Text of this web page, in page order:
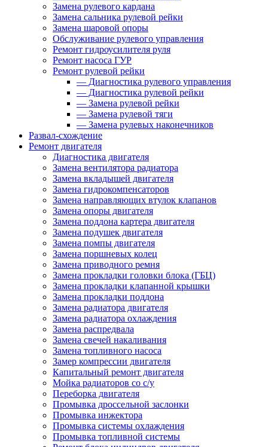
Замена рулевого кардана
Замена сальника рулевой рейки
Замена шаровой опоры
Обслуживание рулевого управления
Ремонт гидроусилителя руля
Ремонт насоса ГУР
Ремонт рулевой рейки
— Диагностика рулевого управления
— Диагностика рулевой рейки
— Замена рулевой рейки
— Замена рулевой тяги
— Замена рулевых наконечников
Развал-схождение
Ремонт двигателя
Диагностика двигателя
Замена вентилятора радиатора
Замена вкладышей двигателя
Замена гидрокомпенсаторов
Замена направляющих втулок клапанов
Замена опоры двигателя
Замена поддона картера двигателя
Замена подушек двигателя
Замена помпы двигателя
Замена поршневых колец
Замена приводного ремня
Замена прокладки головки блока (ГБЦ)
Замена прокладки клапанной крышки
Замена прокладки поддона
Замена радиатора двигателя
Замена радиатора охлаждения
Замена распредвала
Замена свечей накаливания
Замена топливного насоса
Замер компрессии двигателя
Капитальный ремонт двигателя
Мойка радиаторов со с/у
Переборка двигателя
Промывка дроссельной заслонки
Промывка инжектора
Промывка системы охлаждения
Промывка топливной системы